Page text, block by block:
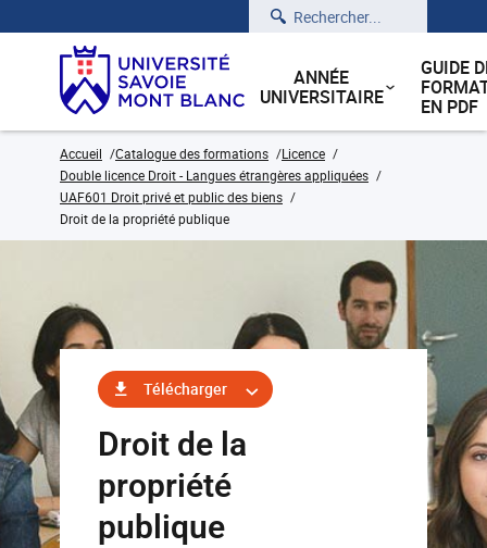
Rechercher
ANNÉE
UNIVERSITAIRE
GUIDE
EN PDF
Accueil Catalogue des formations
Licence
Double licence Droit - Langues étrangères appliquées
UAF601 Droit privé et public des biens
Droit de la propriété publique
Télécharger
Droit de la
propriété
publique